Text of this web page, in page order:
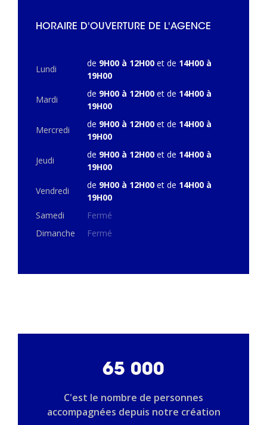
HORAIRE D'OUVERTURE DE L'AGENCE
Lundi
de 9H00 à 12H00 et de 14H00 à
19H00
Mardi
de 9H00 à 12H00 et de 14H00 à
19H00
Mercredi
de 9H00 à 12H00 et de 14H00 à
19H00
Jeudi
de 9H00 à 12H00 et de 14H00 à
19H00
Vendredi
de 9H00 à 12H00 et de 14H00 à
19H00
Samedi
Fermé
Dimanche
Fermé
65 000
C'est le nombre de personnes
accompagnées depuis notre création